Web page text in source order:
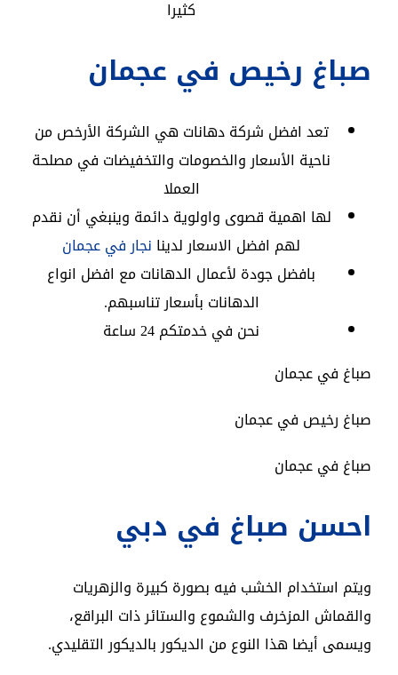
كثيرا
صباغ رخيص في عجمان
تعد افضل شركة دهانات هي الشركة الأرخص من
ناحية الأسعار والخصومات والتخفيضات في مصلحة
العملا
لها اهمية قصوى واولوية دائمة وينبغي أن نقدم
لهم افضل الاسعار لدينا نجار في عجمان
بافضل جودة لأعمال الدهانات مع افضل انواع
الدهانات بأسعار تناسبهم.
نحن في خدمتكم 24 ساعة
صباغ في عجمان
صباغ رخيص في عجمان
صباغ في عجمان
احسن صباغ في دبي
ويتم استخدام الخشب فيه بصورة كبيرة والزهريات
والقماش المزخرف والشموع والستائر ذات البراقع،
ويسمى أيضا هذا النوع من الديكور بالديكور التقليدي.